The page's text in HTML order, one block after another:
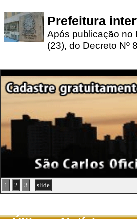
Prefeitura
Após publicação no
(23), do Decreto Nº
1 2 3 slide